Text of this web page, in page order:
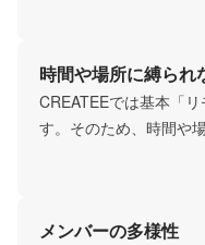
時間や場所に縛られ
CREATEEでは基本「
す。そのため、時間や
メンバーの多様性